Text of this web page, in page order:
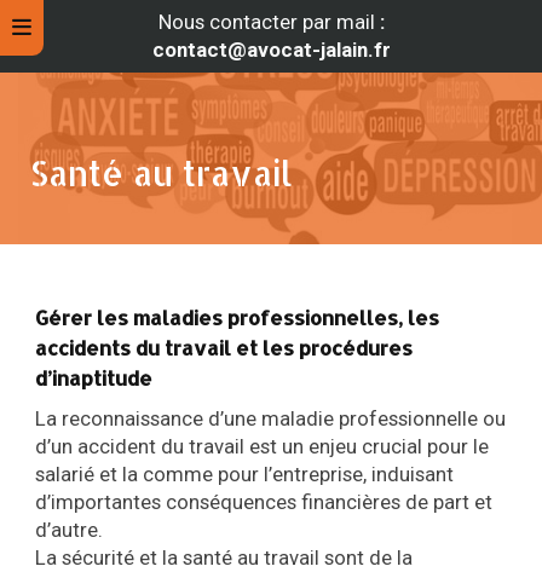
Nous contacter par mail :
contact@avocat-jalain.fr
Santé au travail
Gérer les maladies professionnelles, les
accidents du travail et les procédures
d’inaptitude
La reconnaissance d’une maladie professionnelle ou
d’un accident du travail est un enjeu crucial pour le
salarié et la comme pour l’entreprise, induisant
d’importantes conséquences financières de part et
d’autre.
La sécurité et la santé au travail sont de la